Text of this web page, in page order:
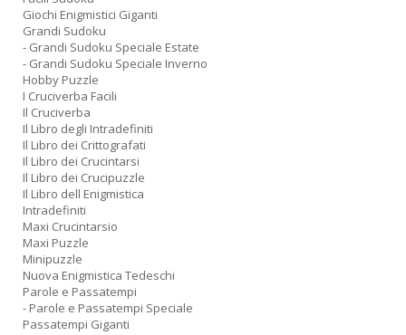
Giochi Enigmistici Giganti
Grandi Sudoku
- Grandi Sudoku Speciale Estate
- Grandi Sudoku Speciale Inverno
Hobby Puzzle
I Cruciverba Facili
Il Cruciverba
Il Libro degli Intradefiniti
Il Libro dei Crittografati
Il Libro dei Crucintarsi
Il Libro dei Crucipuzzle
Il Libro dell Enigmistica
Intradefiniti
Maxi Crucintarsio
Maxi Puzzle
Minipuzzle
Nuova Enigmistica Tedeschi
Parole e Passatempi
- Parole e Passatempi Speciale
Passatempi Giganti